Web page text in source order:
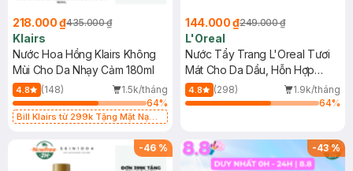
218.000 ₫435.000 ₫
Klairs
Nước Hoa Hồng Klairs Không
Mùi Cho Da Nhạy Cảm 180ml
4.8 (148)
1.5k/tháng
64%
Bill Klairs từ 299k Tặng Mặt Nạ
25ml (SL Có Hạn)
144.000 ₫249.000 ₫
L'Oreal
Nước Tẩy Trang L'Oreal Tươi
Mát Cho Da Dầu, Hỗn Hợp
400ml
4.8 (298)
1.9k/tháng
64%
-46 % -43%